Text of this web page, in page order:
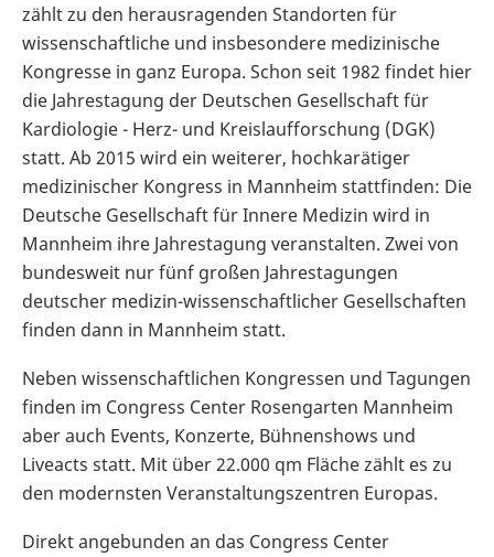
zählt zu den herausragenden Standorten für
wissenschaftliche und insbesondere medizinische
Kongresse in ganz Europa. Schon seit 1982 findet hier
die Jahrestagung der Deutschen Gesellschaft für
Kardiologie - Herz- und Kreislaufforschung (DGK)
statt. Ab 2015 wird ein weiterer, hochkarätiger
medizinischer Kongress in Mannheim stattfinden: Die
Deutsche Gesellschaft für Innere Medizin wird in
Mannheim ihre Jahrestagung veranstalten. Zwei von
bundesweit nur fünf großen Jahrestagungen
deutscher medizin-wissenschaftlicher Gesellschaften
finden dann in Mannheim statt.
Neben wissenschaftlichen Kongressen und Tagungen
finden im Congress Center Rosengarten Mannheim
aber auch Events, Konzerte, Bühnenshows und
Liveacts statt. Mit über 22.000 qm Fläche zählt es zu
den modernsten Veranstaltungszentren Europas.
Direkt angebunden an das Congress Center